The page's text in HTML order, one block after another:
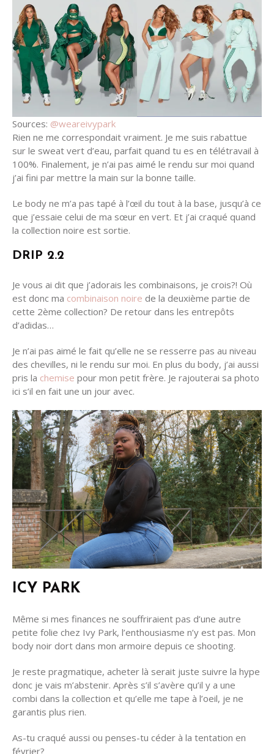
Sources: @weareivypark
Rien ne me correspondait vraiment. Je me suis rabattue
sur le sweat vert d’eau, parfait quand tu es en télétravail à
100%. Finalement, je n’ai pas aimé le rendu sur moi quand
j’ai fini par mettre la main sur la bonne taille.
Le body ne m’a pas tapé à l’œil du tout à la base, jusqu’à ce
que j’essaie celui de ma sœur en vert. Et j’ai craqué quand
la collection noire est sortie.
DRIP 2.2
Je vous ai dit que j’adorais les combinaisons, je crois?! Où
est donc ma combinaison noire de la deuxième partie de
cette 2ème collection? De retour dans les entrepôts
d’adidas…
Je n’ai pas aimé le fait qu’elle ne se resserre pas au niveau
des chevilles, ni le rendu sur moi. En plus du body, j’ai aussi
pris la chemise pour mon petit frère. Je rajouterai sa photo
ici s’il en fait une un jour avec.
ICY PARK
Même si mes finances ne souffriraient pas d’une autre
petite folie chez Ivy Park, l’enthousiasme n’y est pas. Mon
body noir dort dans mon armoire depuis ce shooting.
Je reste pragmatique, acheter là serait juste suivre la hype
donc je vais m’abstenir. Après s’il s’avère qu’il y a une
combi dans la collection et qu’elle me tape à l’oeil, je ne
garantis plus rien.
As-tu craqué aussi ou penses-tu céder à la tentation en
février?